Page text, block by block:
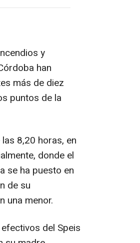
y
han
más de diez
puntos de la
8,20 horas, en
donde el
se ha puesto en
de su
una menor.
del Speis